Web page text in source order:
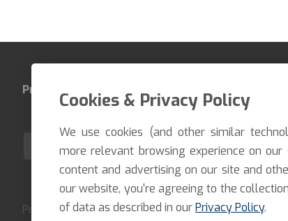
Produktai
LT
Pristatome prekes per trumpiausią įmanomą
Cookies & Privacy Policy
We use cookies (and other similar
more relevant browsing experience on our
content and advertising on our site and
our website, you're agreeing to the
of data as described in ourPrivacy Policy.